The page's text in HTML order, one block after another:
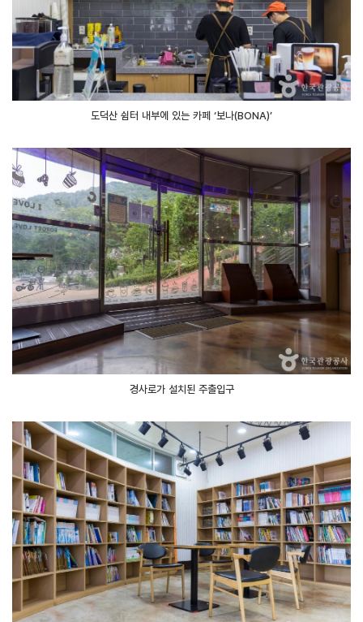
도덕산 쉼터 내부에 있는 카페 ‘보나(BONA)’
경사로가 설치된 주출입구